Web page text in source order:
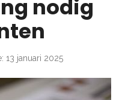
nodig
13 januari 2025